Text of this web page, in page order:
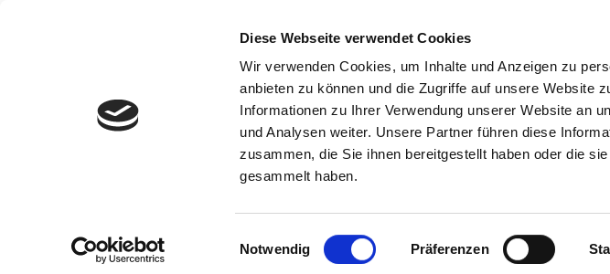
Diese Webseite verwendet Cookies
Wir verwenden Cookies, um Inhalte und Anzeigen zu
anbieten zu können und die Zugriffe auf unsere Website
Informationen zu Ihrer Verwendung unserer Website an
und Analysen weiter. Unsere Partner führen diese
zusammen, die Sie ihnen bereitgestellt haben oder die
gesammelt haben.
Einwilligungsauswahl
Notwendig Präferenzen
Kontakt 0 44 89 - 92 34 67 6
Anhängerkupplung für
Kategorien
AHK- Zubehör, Ersatzteile
Anhängelast erhöhen
Anhängerkupplungen für